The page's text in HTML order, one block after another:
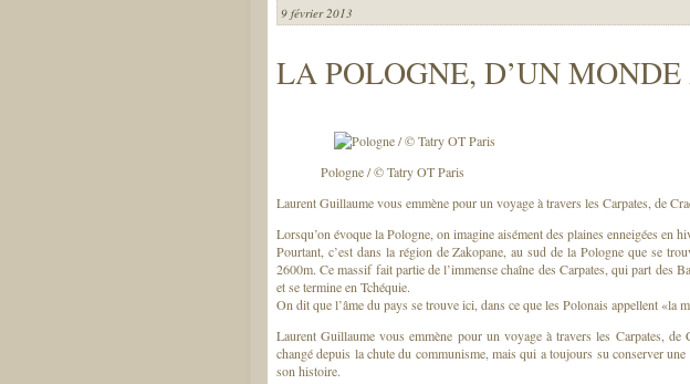
9 février 2013
LA POLOGNE, D’UN MONDE
Pologne / © Tatry OT Paris
Laurent Guillaume vous emmène pour un voyage à travers les Carpates, de
Lorsqu’on évoque la Pologne, on imagine aisément des plaines enneigées en
Pourtant, c’est dans la région de Zakopane, au sud de la Pologne que se
2600m. Ce massif fait partie de l’immense chaîne des Carpates, qui part des
et se termine en Tchéquie.
On dit que l’âme du pays se trouve ici, dans ce que les Polonais appellent «la
Laurent Guillaume vous emmène pour un voyage à travers les Carpates,
changé depuis la chute du communisme, mais qui a toujours su conserver
son histoire.